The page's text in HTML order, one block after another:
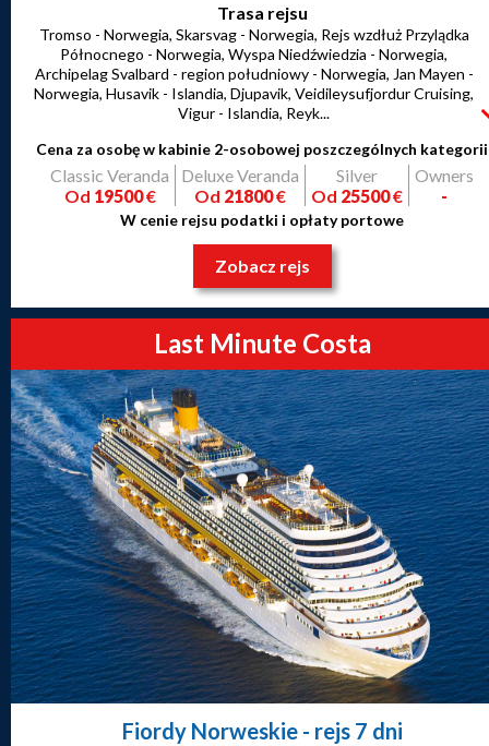
Trasa rejsu
Tromso - Norwegia, Skarsvag - Norwegia, Rejs wzdłuż Przylądka
Północnego - Norwegia, Wyspa Niedźwiedzia - Norwegia,
Archipelag Svalbard - region południowy - Norwegia, Jan Mayen -
Norwegia, Husavik - Islandia, Djupavik, Veidileysufjordur Cruising,
Vigur - Islandia, Reyk...
Cena za osobę w kabinie 2-osobowej poszczególnych kategorii
Classic Veranda
Od 19500€
Deluxe Veranda
Od 21800€
Silver
Od 25500€
Owners
-
W cenie rejsu podatki i opłaty portowe
Zobacz rejs
Last Minute Costa
Fiordy Norweskie- rejs 7 dni